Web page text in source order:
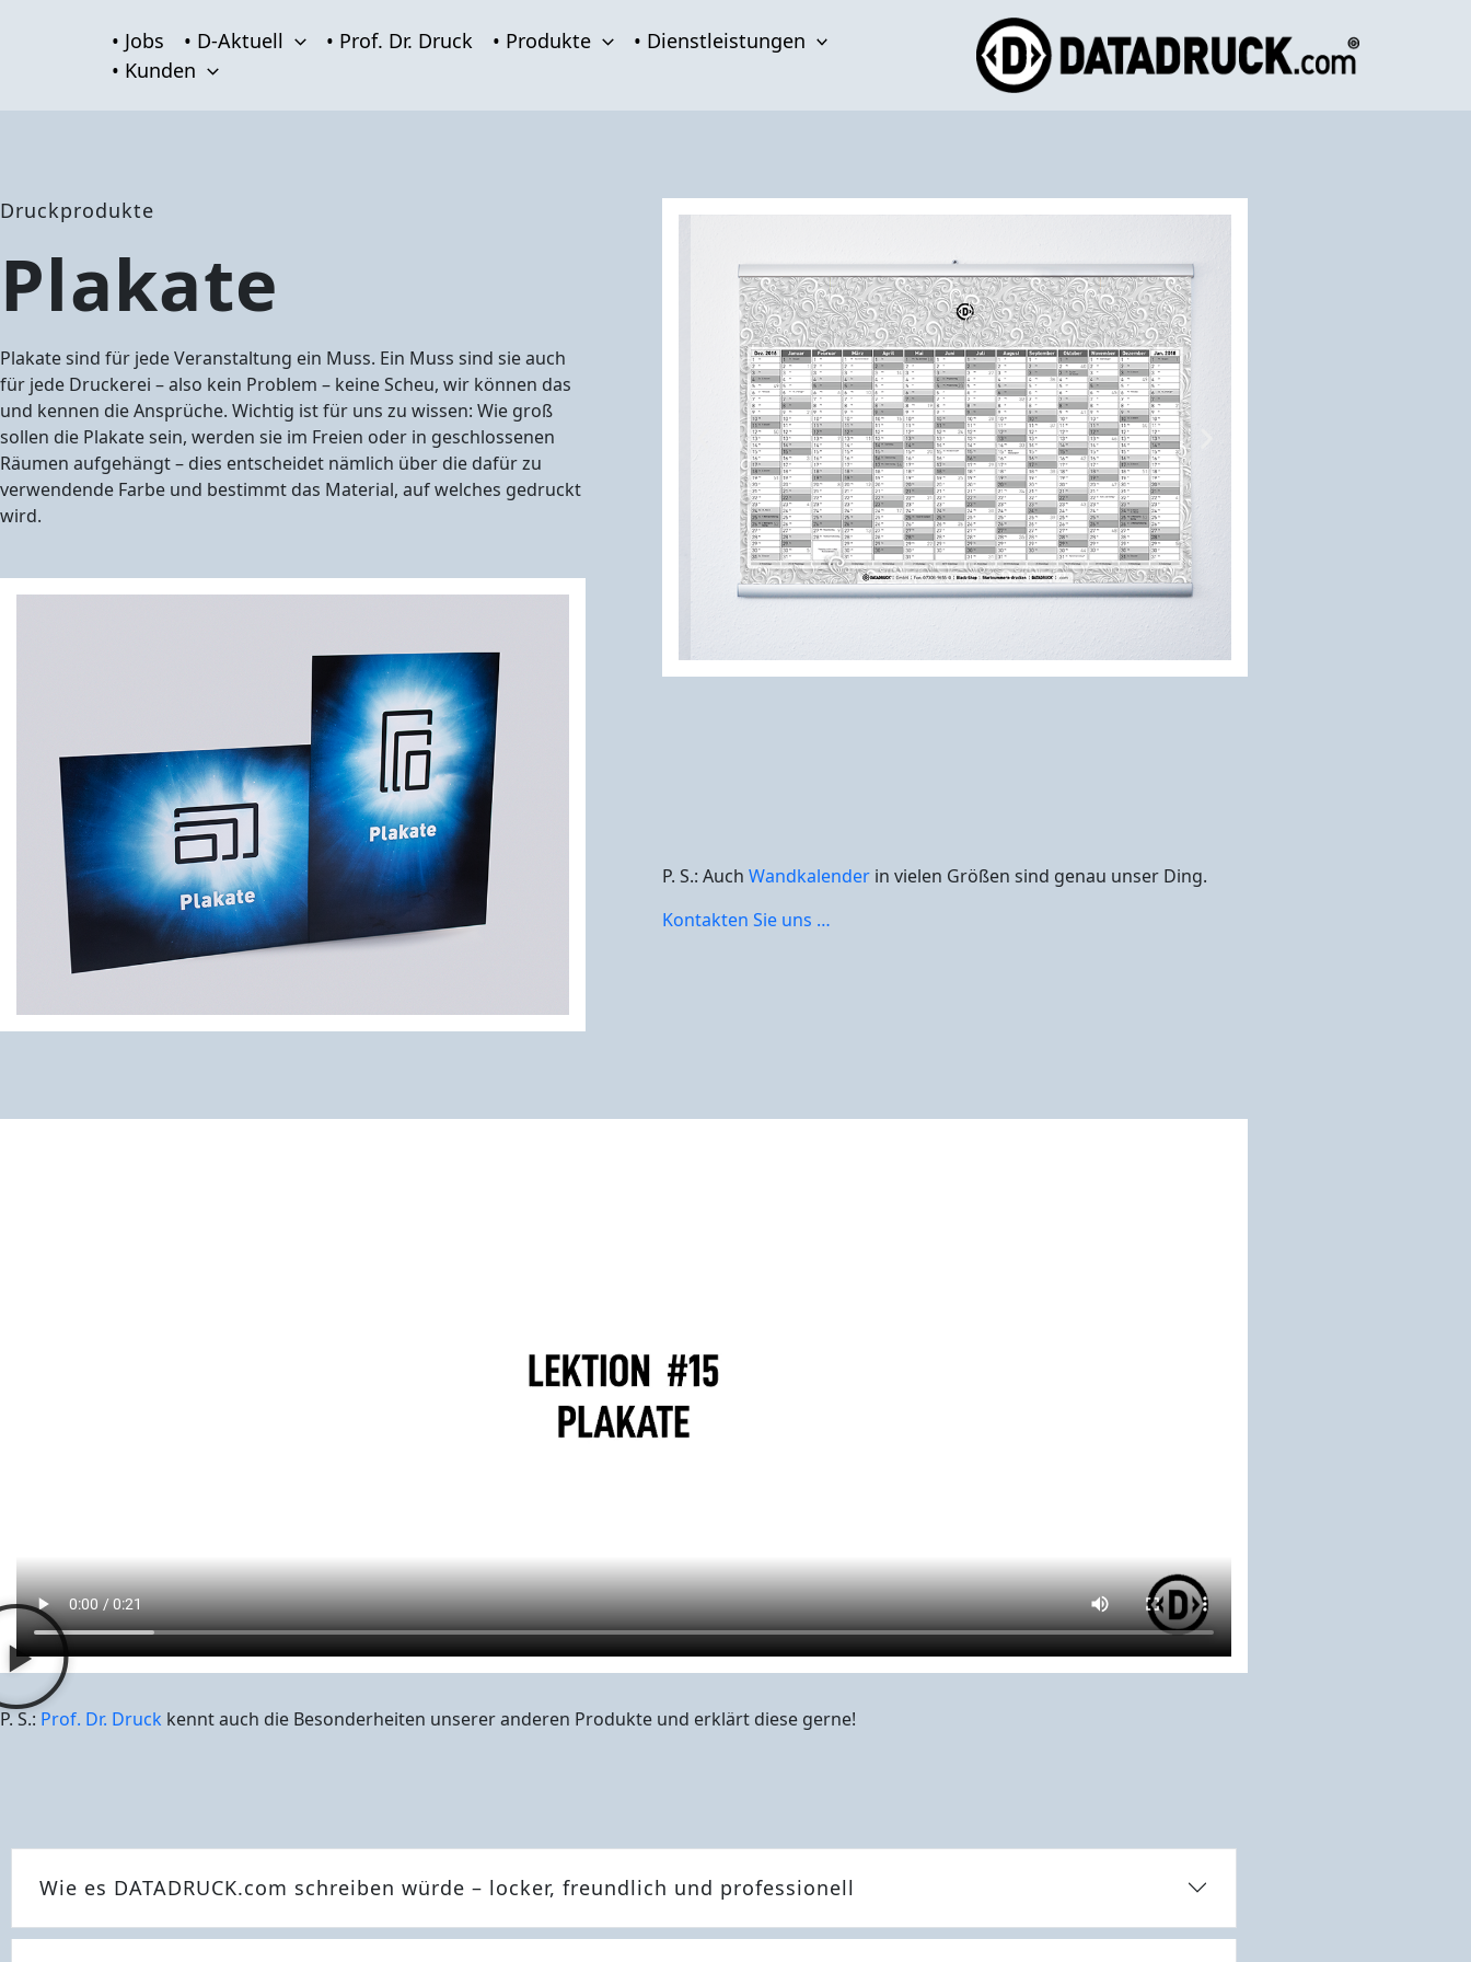
• Jobs • D-Aktuell • Prof. Dr. Druck • Produkte
• Dienstleistungen
• Kunden
Druckprodukte
Plakate
Plakate sind für jede Veranstaltung ein Muss. Ein Muss sind sie auch
für jede Druckerei – also kein Problem – keine Scheu, wir können das
und kennen die Ansprüche. Wichtig ist für uns zu wissen: Wie groß
sollen die Plakate sein, werden sie im Freien oder in geschlossenen
Räumen aufgehängt – dies entscheidet nämlich über die dafür zu
verwendende Farbe und bestimmt das Material, auf welches gedruckt
wird.
P. S.: Auch Wandkalender in vielen Größen sind genau unser Ding.
Kontakten Sie uns …
P. S.: Prof. Dr. Druck kennt auch die Besonderheiten unserer anderen Produkte und erklärt diese gerne!
Wie es DATADRUCK.com schreiben würde – locker, freundlich und professionell